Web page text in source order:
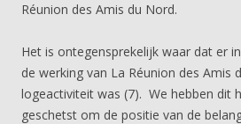
Réunion des Amis du Nord.
Het is ontegensprekelijk waar dat er
de werking van La Réunion des Amis
logeactiviteit was (7). We hebben dit
geschetst om de positie van de